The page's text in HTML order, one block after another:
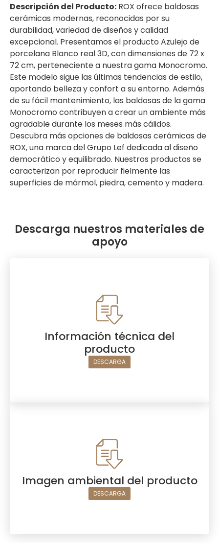
Descripción del Producto: ROX ofrece baldosas
cerámicas modernas, reconocidas por su
durabilidad, variedad de diseños y calidad
excepcional. Presentamos el producto Azulejo de
porcelana Blanco real 3D, con dimensiones de 72 x
72 cm, perteneciente a nuestra gama Monocromo.
Este modelo sigue las últimas tendencias de estilo,
aportando belleza y confort a su entorno. Además
de su fácil mantenimiento, las baldosas de la gama
Monocromo contribuyen a crear un ambiente más
agradable durante los meses más cálidos.
Descubra más opciones de baldosas cerámicas de
ROX, una marca del Grupo Lef dedicada al diseño
democrático y equilibrado. Nuestros productos se
caracterizan por reproducir fielmente las
superficies de mármol, piedra, cemento y madera.
Descarga nuestros materiales de
apoyo
Información técnica del
producto
DESCARGA
Imagen ambiental del producto
DESCARGA